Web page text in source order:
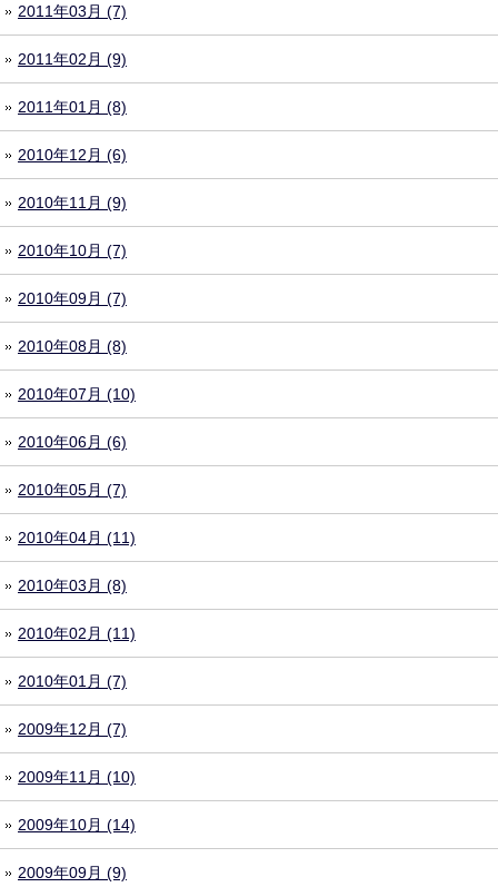
2011年03月 (7)
2011年02月 (9)
2011年01月 (8)
2010年12月 (6)
2010年11月 (9)
2010年10月 (7)
2010年09月 (7)
2010年08月 (8)
2010年07月 (10)
2010年06月 (6)
2010年05月 (7)
2010年04月 (11)
2010年03月 (8)
2010年02月 (11)
2010年01月 (7)
2009年12月 (7)
2009年11月 (10)
2009年10月 (14)
2009年09月 (9)